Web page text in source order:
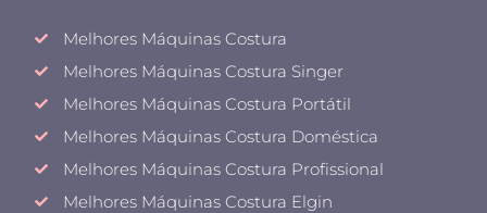
Melhores Máquinas Costura
Melhores Máquinas Costura Singer
Melhores Máquinas Costura Portátil
Melhores Máquinas Costura Doméstica
Melhores Máquinas Costura Profissional
Melhores Máquinas Costura Elgin